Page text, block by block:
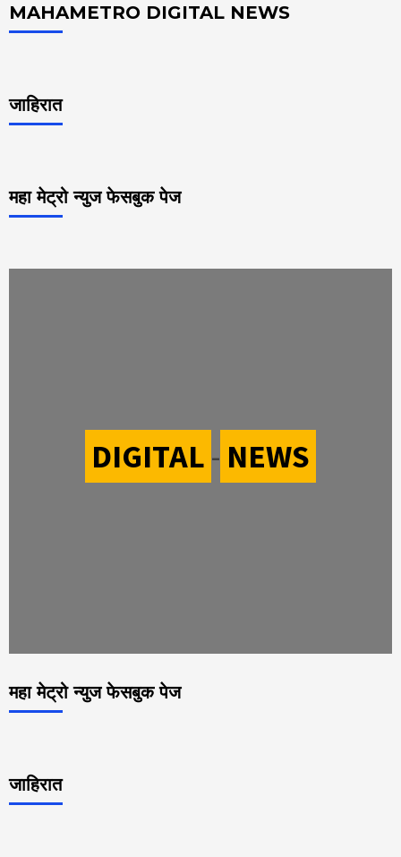
MAHAMETRO DIGITAL NEWS
जाहिरात
महा मेट्रो न्युज फेसबुक पेज
DIGITAL - NEWS
महा मेट्रो न्युज फेसबुक पेज
जाहिरात